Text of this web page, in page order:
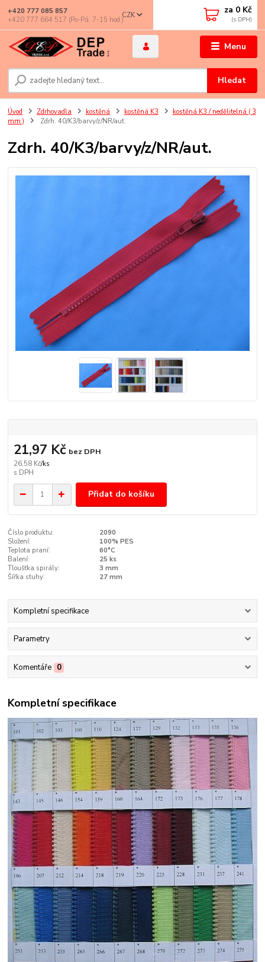
Menu
CZK
Hledat
+420 777 085 857
+420 777 664 517 (Po-Pá, 7-15 hod.)
za 0 Kč
Úvod Zdrhovadla kostěná kostěná K3
kostěná K3 / nedělitelná ( 3
mm )
Zdrh. 40/K3/barvy/z/NR/aut.
Zdrh. 40/K3/barvy/z/NR/aut.
26,58 Kč/ks
21,97 Kč bez DPH
Přidat do košíku
Číslo produktu:
2090
Složení:
100% PES
Teplota praní:
60°C
Balení:
25 ks
Tloušťka spirály:
3 mm
Šířka stuhy:
27 mm
Kompletní specifikace
Parametry
Komentáře 0
Kompletní specifikace